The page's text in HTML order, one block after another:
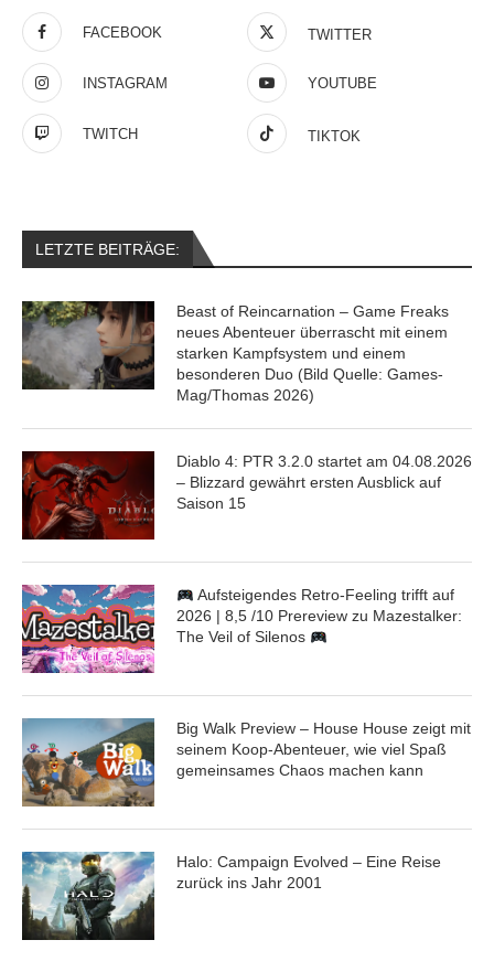
FACEBOOK TWITTER
INSTAGRAM YOUTUBE
TWITCH TIKTOK
LETZTE BEITRÄGE:
Beast of Reincarnation – Game Freaks
neues Abenteuer überrascht mit einem
starken Kampfsystem und einem
besonderen Duo (Bild Quelle: Games-
Mag/Thomas 2026)
Diablo 4: PTR 3.2.0 startet am 04.08.2026
– Blizzard gewährt ersten Ausblick auf
Saison 15
Aufsteigendes Retro-Feeling trifft auf
2026 | 8,5 /10 Prereview zu Mazestalker:
The Veil of Silenos
Big Walk Preview – House House zeigt mit
seinem Koop-Abenteuer, wie viel Spaß
gemeinsames Chaos machen kann
Halo: Campaign Evolved – Eine Reise
zurück ins Jahr 2001